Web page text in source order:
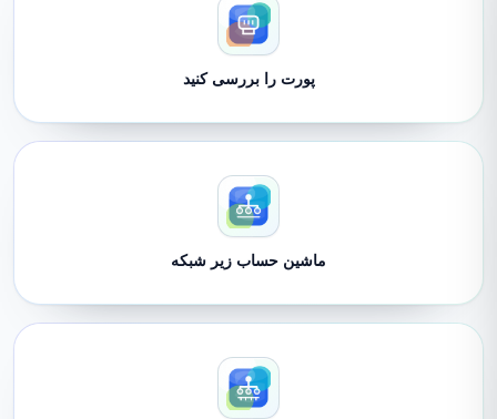
پورت را بررسی کنید
ماشین حساب زیر شبکه